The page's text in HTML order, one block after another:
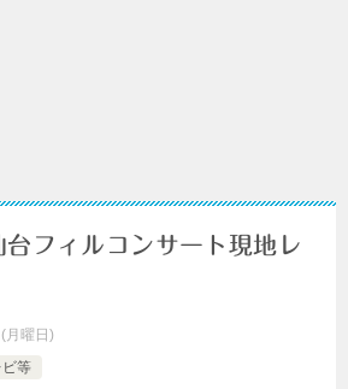
台フィルコンサート現地レ
月曜日)
等